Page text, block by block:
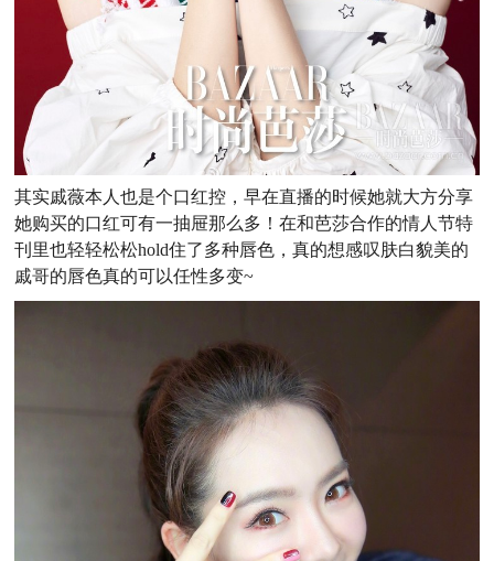
其实戚薇本人也是个口红控，早在直播的时候她就大方分享
她购买的口红可有一抽屉那么多！在和芭莎合作的情人节特
刊里也轻轻松松hold住了多种唇色，真的想感叹肤白貌美的
戚哥的唇色真的可以任性多变~